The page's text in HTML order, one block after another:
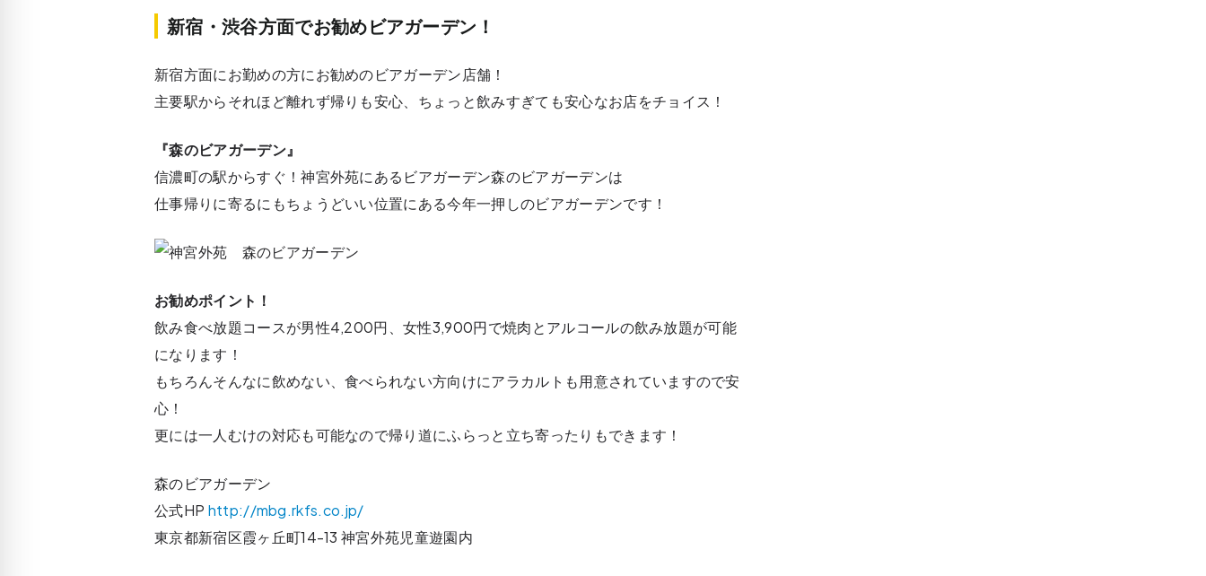
新宿・渋谷方面でお勧めビアガーデン！
新宿方面にお勤めの方にお勧めのビアガーデン店舗！
主要駅からそれほど離れず帰りも安心、ちょっと飲みすぎても安心なお店をチョイス！
『森のビアガーデン』
信濃町の駅からすぐ！神宮外苑にあるビアガーデン森のビアガーデンは
仕事帰りに寄るにもちょうどいい位置にある今年一押しのビアガーデンです！
お勧めポイント！
飲み食べ放題コースが男性4,200円、女性3,900円で焼肉とアルコールの飲み放題が可能
になります！
もちろんそんなに飲めない、食べられない方向けにアラカルトも用意されていますので安
心！
更には一人むけの対応も可能なので帰り道にふらっと立ち寄ったりもできます！
森のビアガーデン
公式HP http://mbg.rkfs.co.jp/
東京都新宿区霞ヶ丘町14-13 神宮外苑児童遊園内